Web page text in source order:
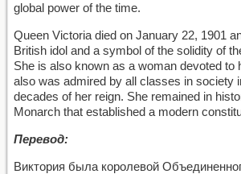
global power of the time.
Queen Victoria died on January 22, 1901
British idol and a symbol of the solidity of
She is also known as a woman devoted to
also was admired by all classes in society
decades of her reign. She remained in
Monarch that established a modern
Перевод:
Виктория была королевой